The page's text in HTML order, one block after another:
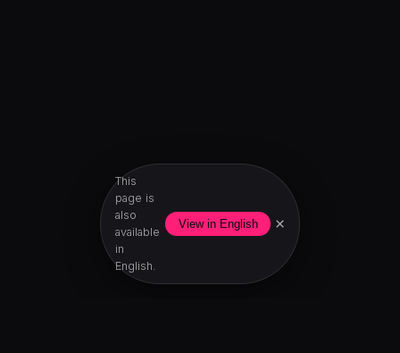
This
page is
also
available
in
English.
View in English ×